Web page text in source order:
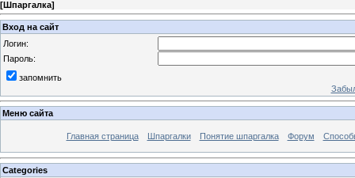
[Шпаргалка]
Вход на сайт
Логин:
Пароль:
запомнить
Меню сайта
Главная страница Шпаргалки Понятие шпаргалка Форум
Categories